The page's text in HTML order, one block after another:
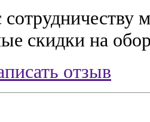
скидки на
отзыв